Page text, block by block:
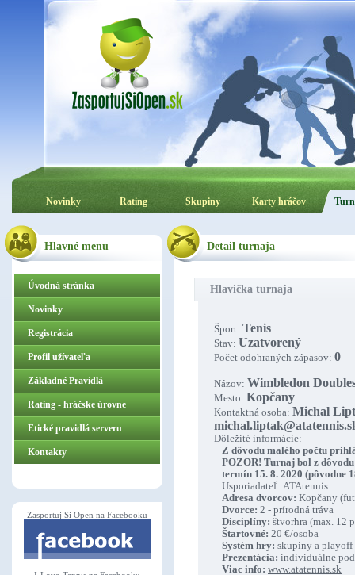
Novinky Rating Skupiny Karty hráčov
Hlavné menu
Úvodná stránka
Novinky
Registrácia
Profil užívateľa
Základné Pravidlá
ZasportujSiOpen.sk
Rating - hráčske úrovne
Etické pravidlá serveru
Kontakty
Zasportuj Si Open na Facebooku
Detail turnaja
Hlavička turnaja
Šport: Tenis
Stav: Uzatvorený
Počet odohraných zápasov: 0
Názov: Wimbledon
Mesto: Kopčany
Kontaktná osoba: Michal
Dôležité informácie:
Z dôvodu malého počtu
POZOR! Turnaj bol z
termín 15. 8. 2020 (pôvodne
Usporiadateľ: ATAtennis
Adresa dvorcov: Kopčany
Dvorce: 2 - prírodná tráva
Disciplíny: štvorhra (max. 12
Štartovné: 20 €/osoba
Systém hry: skupiny a playoff
Prezentácia: individuálne
Viac info: www.atatennis.sk